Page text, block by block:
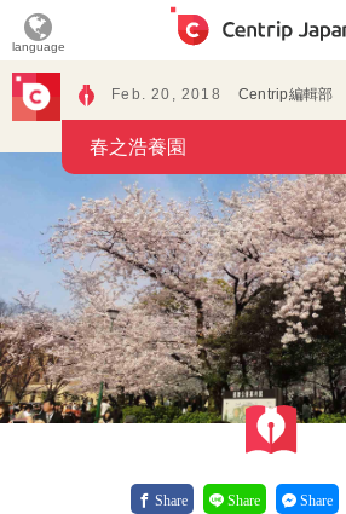
language
Feb. 20, 2018 Centrip編輯部
春之浩養園
Share Share Share